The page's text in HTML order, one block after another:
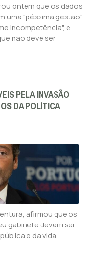
ontem que os dados
uma "péssima gestão"
incompetência", e
não deve ser
PELA INVASÃO
DA POLÍTICA
afirmou que os
gabinete devem ser
e da vida